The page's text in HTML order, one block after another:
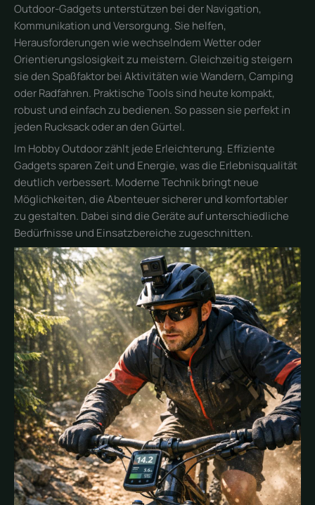
Outdoor-Gadgets unterstützen bei der Navigation,
Kommunikation und Versorgung. Sie helfen,
Herausforderungen wie wechselndem Wetter oder
Orientierungslosigkeit zu meistern. Gleichzeitig steigern
sie den Spaßfaktor bei Aktivitäten wie Wandern, Camping
oder Radfahren. Praktische Tools sind heute kompakt,
robust und einfach zu bedienen. So passen sie perfekt in
jeden Rucksack oder an den Gürtel.
Im Hobby Outdoor zählt jede Erleichterung. Effiziente
Gadgets sparen Zeit und Energie, was die Erlebnisqualität
deutlich verbessert. Moderne Technik bringt neue
Möglichkeiten, die Abenteuer sicherer und komfortabler
zu gestalten. Dabei sind die Geräte auf unterschiedliche
Bedürfnisse und Einsatzbereiche zugeschnitten.